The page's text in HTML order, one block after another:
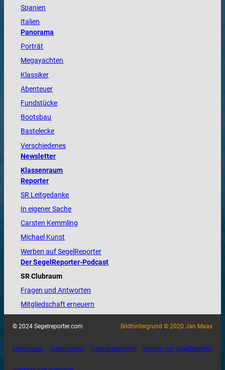
Spanien
Italien
Panorama
Porträt
Megayachten
Klassiker
Abenteuer
Fundstücke
Bootsbau
Bastelecke
Verschiedenes
Newsletter
Klassenraum
Reporter
SR Leitgedanke
In eigener Sache
Carsten Kemmling
Michael Kunst
Werben auf SegelReporter
Der SegelReporter-Podcast
SR Clubraum
Fragen und Antworten
Mitgliedschaft erneuern
© 2024 Segelreporter.com Bildhintergrund © 2020 Jan Maas
Impressum Datenschutz Cookie-Manager Werben auf SegelReporter